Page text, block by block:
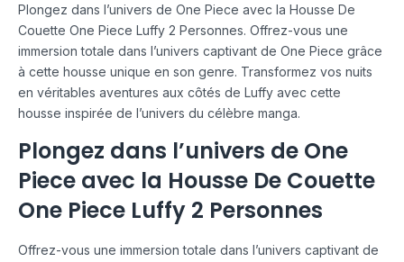
Plongez dans l’univers de One Piece avec la Housse De
Couette One Piece Luffy 2 Personnes. Offrez-vous une
immersion totale dans l’univers captivant de One Piece grâce
à cette housse unique en son genre. Transformez vos nuits
en véritables aventures aux côtés de Luffy avec cette
housse inspirée de l’univers du célèbre manga.
Plongez dans l’univers de One
Piece avec la Housse De Couette
One Piece Luffy 2 Personnes
Offrez-vous une immersion totale dans l’univers captivant de